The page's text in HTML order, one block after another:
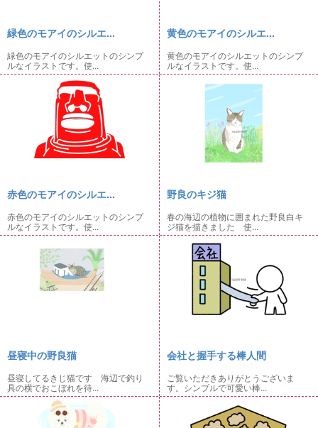
緑色のモアイのシルエ...
緑色のモアイのシルエットのシンプ
ルなイラストです。使...
黄色のモアイのシルエ...
黄色のモアイのシルエットのシンプ
ルなイラストです。使...
赤色のモアイのシルエ...
赤色のモアイのシルエットのシンプ
ルなイラストです。使...
野良のキジ猫
春の海辺の植物に囲まれた野良白キ
ジ猫を描きました 使...
昼寝中の野良猫
昼寝してるきじ猫です 海辺で釣り
具の横でおこぼれを待...
会社と握手する棒人間
ご覧いただきありがとうございま
す。シンプルで可愛い棒...